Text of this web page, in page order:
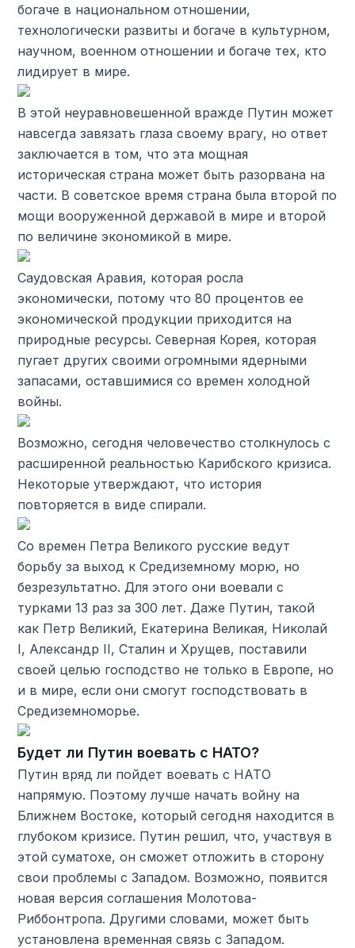
богаче в национальном отношении,
технологически развиты и богаче в культурном,
научном, военном отношении и богаче тех, кто
лидирует в мире.
В этой неуравновешенной вражде Путин может
навсегда завязать глаза своему врагу, но ответ
заключается в том, что эта мощная
историческая страна может быть разорвана на
части. В советское время страна была второй по
мощи вооруженной державой в мире и второй
по величине экономикой в ​​мире.
Саудовская Аравия, которая росла
экономически, потому что 80 процентов ее
экономической продукции приходится на
природные ресурсы. Северная Корея, которая
пугает других своими огромными ядерными
запасами, оставшимися со времен холодной
войны.
Возможно, сегодня человечество столкнулось с
расширенной реальностью Карибского кризиса.
Некоторые утверждают, что история
повторяется в виде спирали.
Со времен Петра Великого русские ведут
борьбу за выход к Средиземному морю, но
безрезультатно. Для этого они воевали с
турками 13 раз за 300 лет. Даже Путин, такой
как Петр Великий, Екатерина Великая, Николай
I, Александр II, Сталин и Хрущев, поставили
своей целью господство не только в Европе, но
и в мире, если они смогут господствовать в
Средиземноморье.
Будет ли Путин воевать с НАТО?
Путин вряд ли пойдет воевать с НАТО
напрямую. Поэтому лучше начать войну на
Ближнем Востоке, который сегодня находится в
глубоком кризисе. Путин решил, что, участвуя в
этой суматохе, он сможет отложить в сторону
свои проблемы с Западом. Возможно, появится
новая версия соглашения Молотова-
Риббонтропа. Другими словами, может быть
установлена ​​временная связь с Западом.